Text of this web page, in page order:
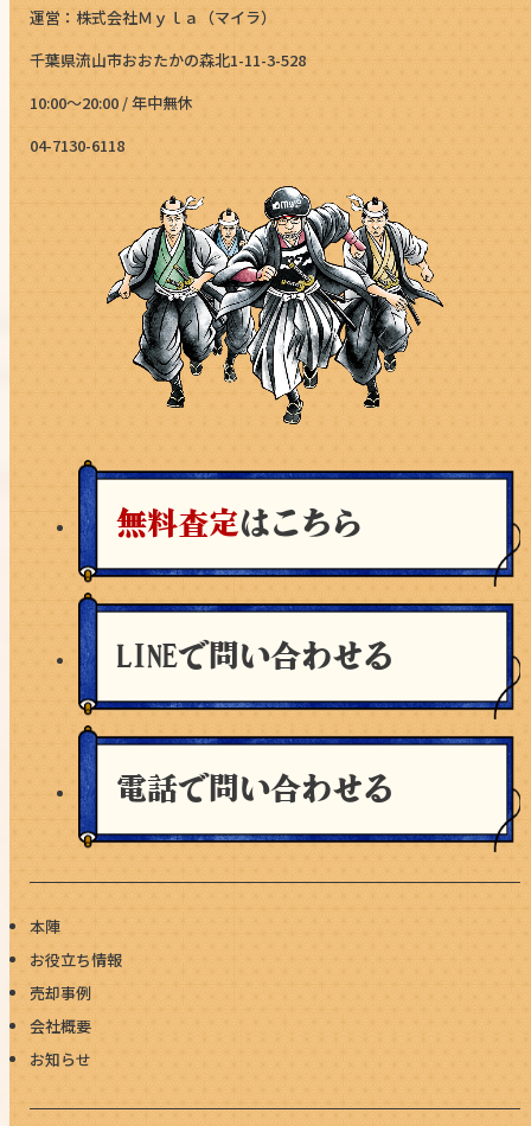
運営：株式会社Ｍｙｌａ（マイラ）
千葉県流山市おおたかの森北1-11-3-528
10:00～20:00 / 年中無休
04-7130-6118
無料査定はこちら
LINEで問い合わせる
電話で問い合わせる
本陣
お役立ち情報
売却事例
会社概要
お知らせ